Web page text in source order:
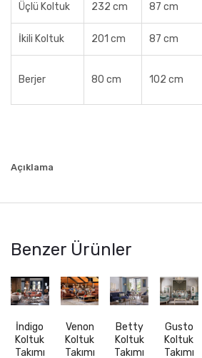
Üçlü Koltuk 232 cm 87 cm
İkili Koltuk 201 cm 87 cm
Berjer 80 cm 102 cm
Açıklama
Benzer Ürünler
İndigo
Koltuk
Takımı
Venon
Koltuk
Takımı
Betty
Koltuk
Takımı
Gusto
Koltuk
Takımı